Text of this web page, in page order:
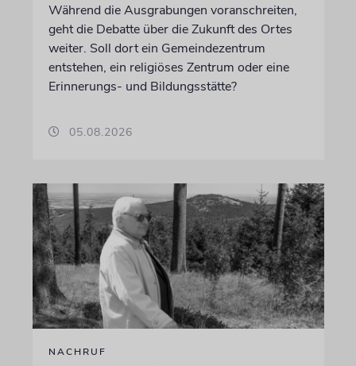
Während die Ausgrabungen voranschreiten,
geht die Debatte über die Zukunft des Ortes
weiter. Soll dort ein Gemeindezentrum
entstehen, ein religiöses Zentrum oder eine
Erinnerungs- und Bildungsstätte?
05.08.2026
NACHRUF